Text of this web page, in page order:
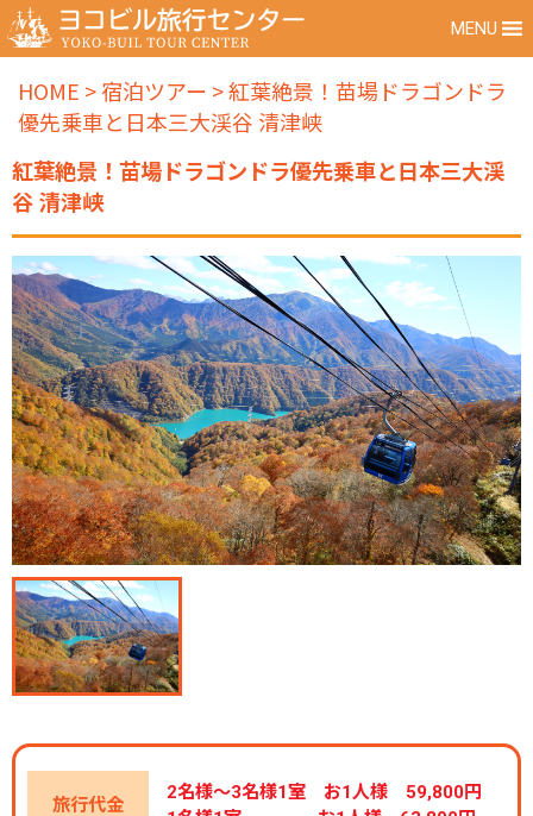
MENU
HOME >宿泊ツアー >紅葉絶景！苗場ドラゴンドラ
優先乗車と日本三大渓谷 清津峡
紅葉絶景！苗場ドラゴンドラ優先乗車と日本三大渓
谷 清津峡
旅行代金
2名様～3名様1室 お1人様 59,800円